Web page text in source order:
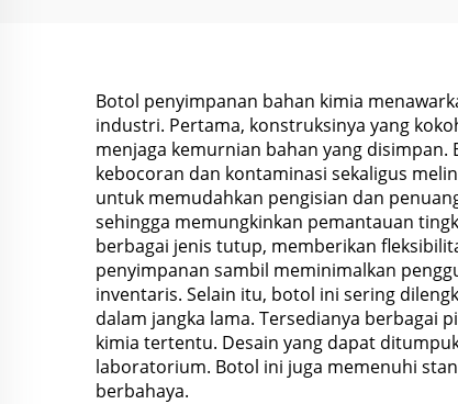
Botol penyimpanan bahan kimia
industri. Pertama, konstruksinya yang
menjaga kemurnian bahan yang
kebocoran dan kontaminasi sekaligus
untuk memudahkan pengisian dan
sehingga memungkinkan pemantauan
berbagai jenis tutup, memberikan
penyimpanan sambil meminimalkan
inventaris. Selain itu, botol ini sering
dalam jangka lama. Tersedianya berbagai
kimia tertentu. Desain yang dapat
laboratorium. Botol ini juga memenuhi
berbahaya.